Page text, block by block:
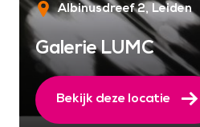
Albinusdreef 2 Leiden
Galerie LUMC
Bekijk deze locatie